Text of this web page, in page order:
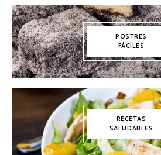
POSTRES
FÁCILES
RECETAS
SALUDABLES